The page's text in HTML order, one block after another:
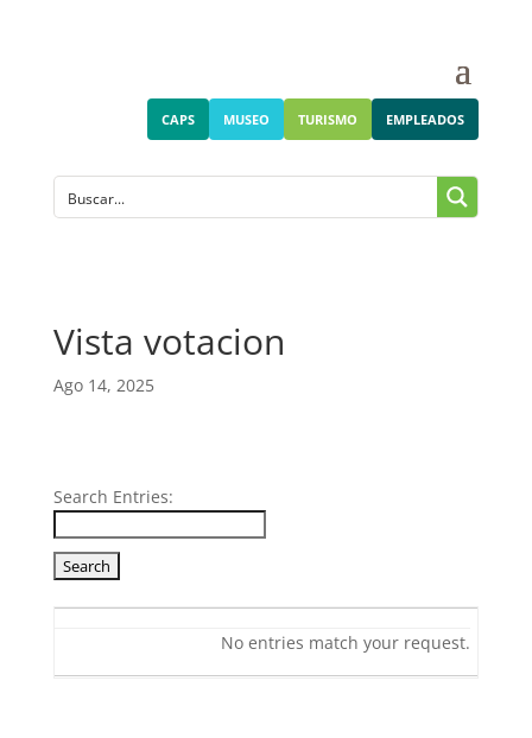
CAPS MUSEO TURISMO EMPLEADOS
Vista votacion
Ago 14, 2025
Search Entries:
No entries match your request.